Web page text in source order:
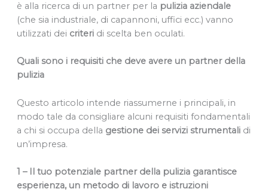
è alla ricerca di un partner per la pulizia aziendale
(che sia industriale, di capannoni, uffici ecc.) vanno
utilizzati dei criteridi scelta ben oculati.
Quali sono i requisiti che deve avere un partner della
pulizia
Questo articolo intende riassumerne i principali, in
modo tale da consigliare alcuni requisiti fondamentali
a chi si occupa della gestione dei servizi strumentalidi
un’impresa.
1 – Il tuo potenziale partner della pulizia garantisce
esperienza, un metodo di lavoro e istruzioni